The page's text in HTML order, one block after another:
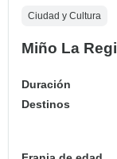
Ciudad y Cultura
Miño La
Duración
Destinos